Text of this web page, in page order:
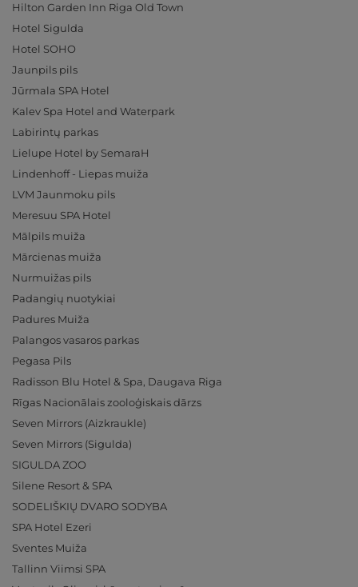
Hilton Garden Inn Riga Old Town
Hotel Sigulda
Hotel SOHO
Jaunpils pils
Jūrmala SPA Hotel
Kalev Spa Hotel and Waterpark
Labirintų parkas
Lielupe Hotel by SemaraH
Lindenhoff - Liepas muiža
LVM Jaunmoku pils
Meresuu SPA Hotel
Mālpils muiža
Mārcienas muiža
Nurmuižas pils
Padangių nuotykiai
Padures Muiža
Palangos vasaros parkas
Pegasa Pils
Radisson Blu Hotel & Spa, Daugava Riga
Rīgas Nacionālais zooloģiskais dārzs
Seven Mirrors (Aizkraukle)
Seven Mirrors (Sigulda)
SIGULDA ZOO
Silene Resort & SPA
SODELIŠKIŲ DVARO SODYBA
SPA Hotel Ezeri
Sventes Muiža
Tallinn Viimsi SPA